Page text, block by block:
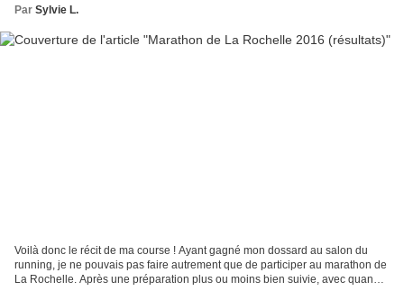
Par Sylvie L.
Voilà donc le récit de ma course ! Ayant gagné mon dossard au salon du
running, je ne pouvais pas faire autrement que de participer au marathon de
La Rochelle. Après une préparation plus ou moins bien suivie, avec quand